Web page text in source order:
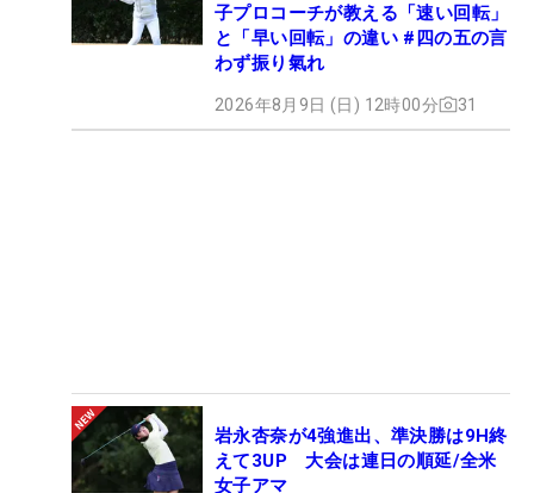
子プロコーチが教える「速い回転」
と「早い回転」の違い #四の五の言
わず振り氣れ
2026年8月9日 (日) 12時00分 31
岩永杏奈が4強進出、準決勝は9H終
えて3UP 大会は連日の順延/全米
女子アマ